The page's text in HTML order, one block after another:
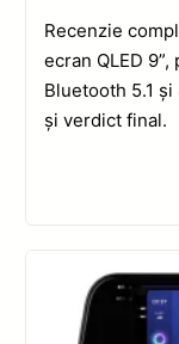
Recenzie
ecran QLED
Bluetooth 5.1
și verdict final.